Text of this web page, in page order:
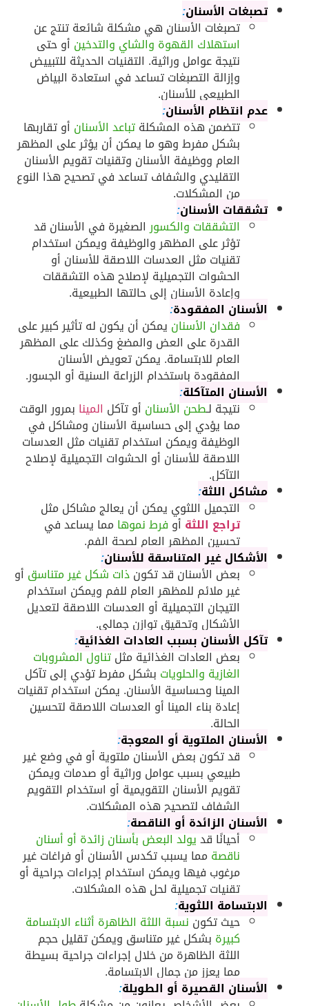
تصبغات الأسنان:
تصبغات الأسنان هي مشكلة شائعة تنتج عن
استهلاك القهوة والشاي والتدخين أو حتى
نتيجة عوامل وراثية. التقنيات الحديثة للتبييض
وإزالة التصبغات تساعد في استعادة البياض
الطبيعي للأسنان.
عدم انتظام الأسنان:
تتضمن هذه المشكلةتباعد الأسنان أو تقاربها
بشكل مفرط وهو ما يمكن أن يؤثر على المظهر
العام ووظيفة الأسنان وتقنيات تقويم الأسنان
التقليدي والشفاف تساعد في تصحيح هذا النوع
من المشكلات.
تشققات الأسنان:
التشققات والكسورالصغيرة في الأسنان قد
تؤثر على المظهر والوظيفة ويمكن استخدام
تقنيات مثل العدسات اللاصقة للأسنان أو
الحشوات التجميلية لإصلاح هذه التشققات
وإعادة الأسنان إلى حالتها الطبيعية.
الأسنان المفقودة:
فقدان الأسنان يمكن أن يكون له تأثير كبير على
القدرة على العض والمضغ وكذلك على المظهر
العام للابتسامة. يمكن تعويض الأسنان
المفقودة باستخدام الزراعة السنية أو الجسور.
الأسنان المتآكلة:
نتيجة لـطحن الأسنان أو تآكل المينا بمرور الوقت
مما يؤدي إلى حساسية الأسنان ومشاكل في
الوظيفة ويمكن استخدام تقنيات مثل العدسات
اللاصقة للأسنان أو الحشوات التجميلية لإصلاح
التآكل.
مشاكل اللثة:
التجميل اللثوي يمكن أن يعالج مشاكل مثل
تراجع اللثة أو فرط نموها مما يساعد في
تحسين المظهر العام لصحة الفم.
الأشكال غير المتناسقة للأسنان:
بعض الأسنان قد تكونذات شكل غير متناسق أو
غير ملائم للمظهر العام للفم ويمكن استخدام
التيجان التجميلية أو العدسات اللاصقة لتعديل
الأشكال وتحقيق توازن جمالي.
تآكل الأسنان بسبب العادات الغذائية:
بعض العادات الغذائية مثلتناول المشروبات
الغازية والحلويات بشكل مفرط تؤدي إلى تآكل
المينا وحساسية الأسنان. يمكن استخدام تقنيات
إعادة بناء المينا أو العدسات اللاصقة لتحسين
الحالة.
الأسنان الملتوية أو المعوجة:
قد تكون بعض الأسنان ملتوية أو في وضع غير
طبيعي بسبب عوامل وراثية أو صدمات ويمكن
تقويم الأسنان التقويمية أو استخدام التقويم
الشفاف لتصحيح هذه المشكلات.
الأسنان الزائدة أو الناقصة:
أحيانًا قديولد البعض بأسنان زائدة أو أسنان
ناقصة مما يسبب تكدس الأسنان أو فراغات غير
مرغوب فيها ويمكن استخدام إجراءات جراحية أو
تقنيات تجميلية لحل هذه المشكلات.
الابتسامة اللثوية:
حيث تكون نسبة اللثة الظاهرة أثناء الابتسامة
كبيرة بشكل غير متناسق ويمكن تقليل حجم
اللثة الظاهرة من خلال إجراءات جراحية بسيطة
مما يعزز من جمال الابتسامة.
الأسنان القصيرة أو الطويلة: